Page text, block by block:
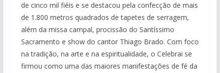
de cinco mil fiéis e se destacou pela confecção de mais
de 1.800 metros quadrados de tapetes de serragem,
além da missa campal, procissão do Santíssimo
Sacramento e show do cantor Thiago Brado. Com foco
na tradição, na arte e na espiritualidade, o Celebrai se
firmou como uma das maiores manifestações de fé da